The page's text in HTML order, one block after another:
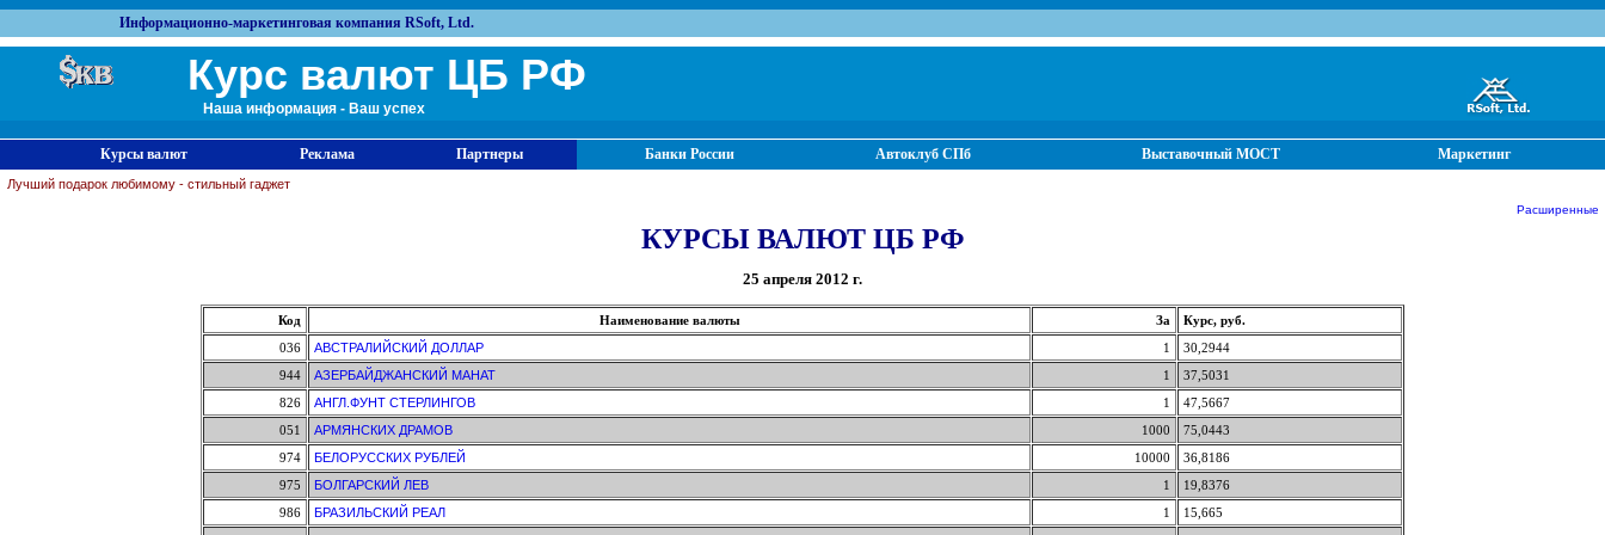
Информационно-маркетинговая компания RSoft, Ltd.
Курс валют ЦБ РФ
Наша информация - Ваш успех
Курсы валют Реклама Партнеры Банки России Автоклуб СПб Выставочный МОСТ Маркетинг
Лучший подарок любимому - стильный гаджет
Расширенные
КУРСЫ ВАЛЮТ ЦБ РФ
25 апреля 2012 г.
Код Наименование валюты За
Курс, руб.
036
АВСТРАЛИЙСКИЙ ДОЛЛАР 1
30,2944
944
АЗЕРБАЙДЖАНСКИЙ МАНАТ 1
37,5031
826
АНГЛ.ФУНТ СТЕРЛИНГОВ 1
47,5667
051
АРМЯНСКИХ ДРАМОВ 1000
75,0443
974
БЕЛОРУССКИХ РУБЛЕЙ 10000
36,8186
975
БОЛГАРСКИЙ ЛЕВ 1
19,8376
986
БРАЗИЛЬСКИЙ РЕАЛ 1
15,665